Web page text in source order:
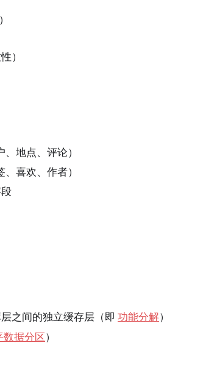
）
地点、评论）
喜欢、作者）
之间的独立缓存层（即 功能分解）
数据分区）